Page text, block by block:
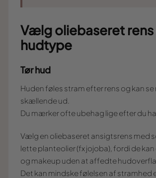
Vælg oliebaseret
hudtype
Tør hud
Huden føles stram efter rens og kan se
skællende ud.
Du mærker ofte ubehag lige efter du
Vælg en oliebaseret ansigtsrens med
lette planteolier (fx jojoba), fordi de kan
og makeup uden at affedte
Det kan mindske følelsen af stramhed